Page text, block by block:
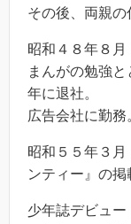
その後、両親の
昭和４８年８月
まんがの勉強
年に退社。
広告会社に勤務
昭和５５年３
ンティー』の掲
少年誌デビュ